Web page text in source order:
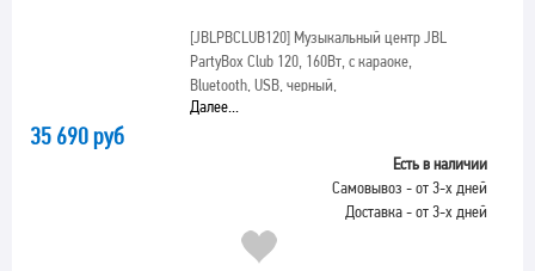
[JBLPBCLUB120]Музыкальный центр JBL
PartyBox Club 120, 160Вт, с караоке,
Bluetooth, USB, черный,
Далее...
35 690 руб
Есть в наличии
Самовывоз - от 3-х дней
Доставка - от 3-х дней